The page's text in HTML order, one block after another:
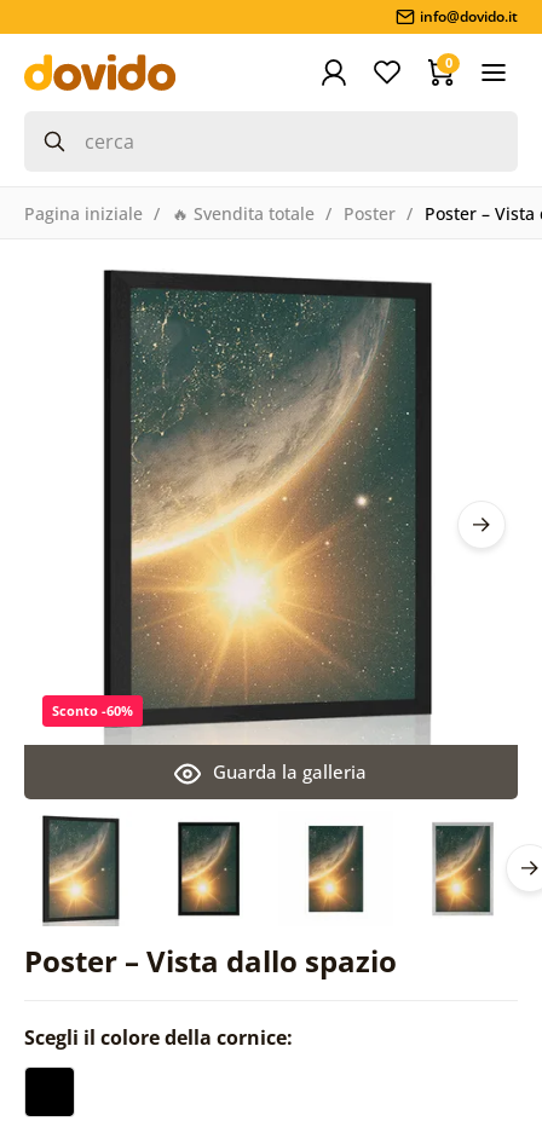
info@dovido.it
0
Pagina iniziale 🔥 Svendita totale Poster Poster –
Poster – Vista dallo spazio
Guarda la galleria
Sconto -60%
Scegli il colore della cornice: